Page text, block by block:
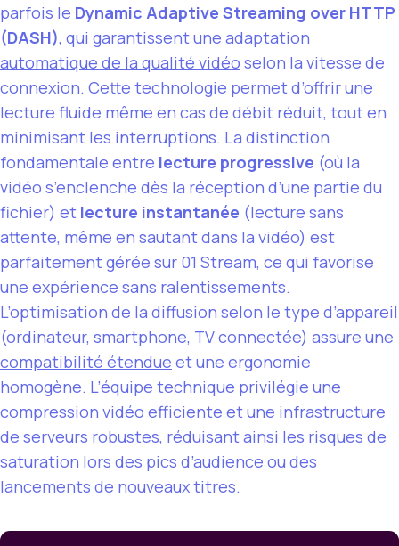
parfois le Dynamic Adaptive Streaming over HTTP
(DASH), qui garantissent une adaptation
automatique de la qualité vidéo selon la vitesse de
connexion. Cette technologie permet d’offrir une
lecture fluide même en cas de débit réduit, tout en
minimisant les interruptions. La distinction
fondamentale entre lecture progressive (où la
vidéo s’enclenche dès la réception d’une partie du
fichier) et lecture instantanée (lecture sans
attente, même en sautant dans la vidéo) est
parfaitement gérée sur 01 Stream, ce qui favorise
une expérience sans ralentissements.
L’optimisation de la diffusion selon le type d’appareil
(ordinateur, smartphone, TV connectée) assure une
compatibilité étendue et une ergonomie
homogène. L’équipe technique privilégie une
compression vidéo efficiente et une infrastructure
de serveurs robustes, réduisant ainsi les risques de
saturation lors des pics d’audience ou des
lancements de nouveaux titres.